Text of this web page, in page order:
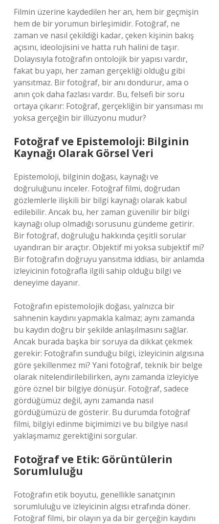
Filmin üzerine kaydedilen her an, hem bir geçmişin
hem de bir yorumun birleşimidir. Fotoğraf, ne
zaman ve nasıl çekildiği kadar, çeken kişinin bakış
açısını, ideolojisini ve hatta ruh halini de taşır.
Dolayısıyla fotoğrafın ontolojik bir yapısı vardır,
fakat bu yapı, her zaman gerçekliği olduğu gibi
yansıtmaz. Bir fotoğraf, bir anı dondurur, ama o
anın çok daha fazlası vardır. Bu, felsefi bir soru
ortaya çıkarır: Fotoğraf, gerçekliğin bir yansıması mı
yoksa gerçeğin bir illüzyonu mudur?
Fotoğraf ve Epistemoloji: Bilginin
Kaynağı Olarak Görsel Veri
Epistemoloji, bilginin doğası, kaynağı ve
doğruluğunu inceler. Fotoğraf filmi, doğrudan
gözlemlerle ilişkili bir bilgi kaynağı olarak kabul
edilebilir. Ancak bu, her zaman güvenilir bir bilgi
kaynağı olup olmadığı sorusunu gündeme getirir.
Bir fotoğraf, doğruluğu hakkında çeşitli sorular
uyandıran bir araçtır. Objektif mi yoksa subjektif mi?
Bir fotoğrafın doğruyu yansıtma iddiası, bir anlamda
izleyicinin fotoğrafla ilgili sahip olduğu bilgi ve
deneyime dayanır.
Fotoğrafın epistemolojik doğası, yalnızca bir
sahnenin kaydını yapmakla kalmaz; aynı zamanda
bu kaydın doğru bir şekilde anlaşılmasını sağlar.
Ancak burada başka bir soruya da dikkat çekmek
gerekir: Fotoğrafın sunduğu bilgi, izleyicinin algısına
göre şekillenmez mi? Yani fotoğraf, teknik bir belge
olarak nitelendirilebilirken, aynı zamanda izleyiciye
göre öznel bir bilgiye dönüşür. Fotoğraf, sadece
gördüğümüz değil, aynı zamanda nasıl
gördüğümüzü de gösterir. Bu durumda fotoğraf
filmi, bilgiyi edinme biçimimizi ve bu bilgiye nasıl
yaklaşmamız gerektiğini sorgular.
Fotoğraf ve Etik: Görüntülerin
Sorumluluğu
Fotoğrafın etik boyutu, genellikle sanatçının
sorumluluğu ve izleyicinin algısı etrafında döner.
Fotoğraf filmi, bir olayın ya da bir gerçeğin kaydını